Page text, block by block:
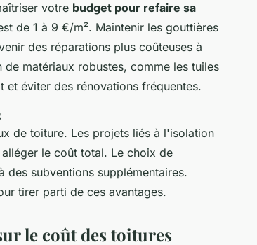
votre budget pour refaire sa
de 1 à 9 €/m². Maintenir les gouttières
des réparations plus coûteuses à
matériaux robustes, comme les tuiles
éviter des rénovations fréquentes.
de toiture. Les projets liés à l'isolation
le coût total. Le choix de
subventions supplémentaires.
tirer parti de ces avantages.
le coût des toitures